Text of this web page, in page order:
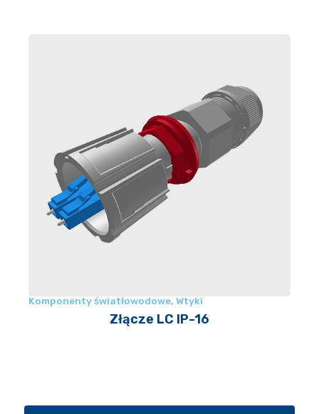
Komponenty światłowodowe, Wtyki
Złącze LC IP-16